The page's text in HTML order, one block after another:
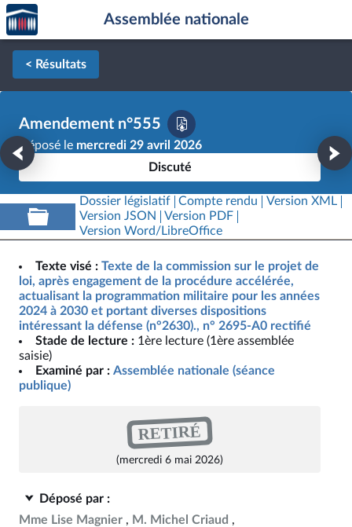
Aller au contenu
Aller en bas de la page
Accèder
à la
page
d'accueil
Assemblée nationale
< Résultats
Amendement n°555
Déposé le mercredi 29 avril 2026
Discuté
Dossier législatif Compte rendu
Version XML
Version JSON
Version PDF
Version Word/LibreOffice
Texte visé : Texte de la commission sur le projet de
loi, après engagement de la procédure accélérée,
actualisant la programmation militaire pour les années
2024 à 2030 et portant diverses dispositions
intéressant la défense (n°2630)., n° 2695-A0 rectifié
Stade de lecture : 1ère lecture (1ère assemblée
saisie)
Examiné par : Assemblée nationale (séance
publique)
RETIRÉ
(mercredi 6 mai 2026)
Déposé par :
Mme Lise Magnier
M. Michel Criaud